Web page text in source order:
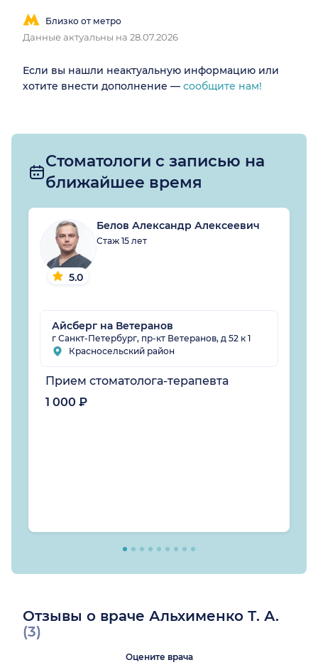
Близко от метро
Данные актуальны на 28.07.2026
Если вы нашли неактуальную информацию или
хотите внести дополнение — сообщите нам!
Стоматологи с записью на
ближайшее время
5.0
Белов Александр Алексеевич
Стаж 15 лет
Айсберг на Ветеранов
г Санкт-Петербург, пр-кт Ветеранов, д 52 к 1
Красносельский район
Прием стоматолога-терапевта
1 000 ₽
Отзывы о враче Альхименко Т. А.
(3)
Оцените врача